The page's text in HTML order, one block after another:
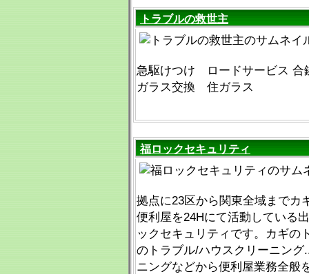
トラブルの救世主
急駆けつけ ロードサービス
ガラス交換 住ガラス
福ロックセキュリティ
拠点に23区から関東全域までカ
便利屋を24Hにて活動している
ックセキュリティです。カギの
のトラブル/ハウスクリーニング
ニングなどから便利屋業務全般